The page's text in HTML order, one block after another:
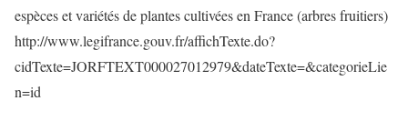
espèces et variétés de plantes cultivées en France (arbres fruitiers)
http://www.legifrance.gouv.fr/affichTexte.do?
cidTexte=JORFTEXT000027012979&dateTexte=&categorieLie
n=id